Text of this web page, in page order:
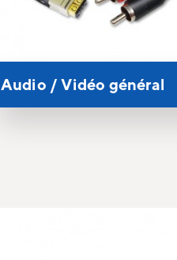
Audio / Vidéo général